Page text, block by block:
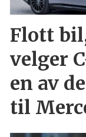
Flott
velger
en av
til